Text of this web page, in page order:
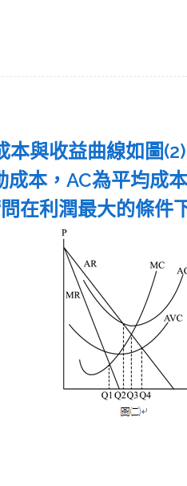
本與收益曲線如圖
成本，AC為平均成
在利潤最大的條件